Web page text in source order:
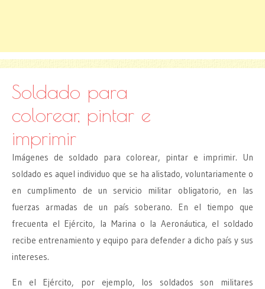
Soldado para
colorear, pintar e
imprimir
Imágenes de soldado para colorear, pintar e imprimir. Un
soldado es aquel individuo que se ha alistado, voluntariamente o
en cumplimento de un servicio militar obligatorio, en las
fuerzas armadas de un país soberano. En el tiempo que
frecuenta el Ejército, la Marina o la Aeronáutica, el soldado
recibe entrenamiento y equipo para defender a dicho país y sus
intereses.
En el Ejército, por ejemplo, los soldados son militares